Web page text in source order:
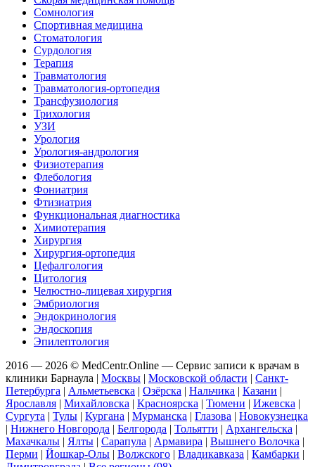
Сомнология
Спортивная медицина
Стоматология
Сурдология
Терапия
Травматология
Травматология-ортопедия
Трансфузиология
Трихология
УЗИ
Урология
Урология-андрология
Физиотерапия
Флебология
Фониатрия
Фтизиатрия
Функциональная диагностика
Химиотерапия
Хирургия
Хирургия-ортопедия
Цефалгология
Цитология
Челюстно-лицевая хирургия
Эмбриология
Эндокринология
Эндоскопия
Эпилептология
2016 — 2026 © MedCentr.Online — Сервис записи к врачам в
клиники Барнаула | Москвы | Московской области | Санкт-
Петербурга | Альметьевска | Озёрска | Нальчика | Казани |
Ярославля | Михайловска | Красноярска | Тюмени | Ижевска |
Сургута | Тулы | Кургана | Мурманска | Глазова | Новокузнецка
| Нижнего Новгорода | Белгорода | Тольятти | Архангельска |
Махачкалы | Ялты | Сарапула | Армавира | Вышнего Волочка |
Перми | Йошкар-Олы | Волжского | Владикавказа | Камбарки |